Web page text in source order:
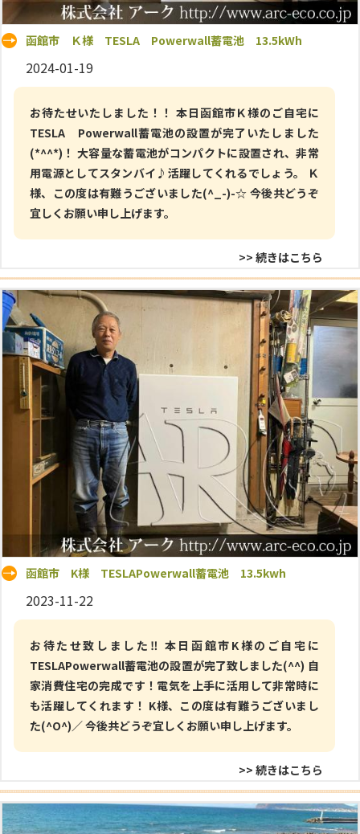
函館市 Ｋ様 TESLA Powerwall蓄電池 13.5kWh
2024-01-19
お待たせいたしました！！ 本日函館市Ｋ様のご自宅に
TESLA Powerwall蓄電池の設置が完了いたしました
(*^^*)！ 大容量な蓄電池がコンパクトに設置され、非常
用電源としてスタンバイ♪活躍してくれるでしょう。 Ｋ
様、この度は有難うございました(^_-)-☆ 今後共どうぞ
宜しくお願い申し上げます。
>> 続きはこちら
函館市 K様 TESLAPowerwall蓄電池 13.5kwh
2023-11-22
お待たせ致しました‼ 本日函館市K様のご自宅に
TESLAPowerwall蓄電池の設置が完了致しました(^^) 自
家消費住宅の完成です！電気を上手に活用して非常時に
も活躍してくれます！ K様、この度は有難うございまし
た(^O^)／ 今後共どうぞ宜しくお願い申し上げます。
>> 続きはこちら